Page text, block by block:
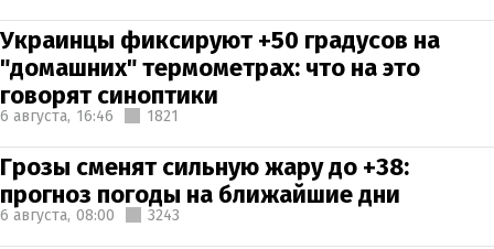
Украинцы фиксируют +50 градусов на
"домашних" термометрах: что на это
говорят синоптики
6 августа, 16:46 1821
Грозы сменят сильную жару до +38:
прогноз погоды на ближайшие дни
6 августа, 08:00 3243